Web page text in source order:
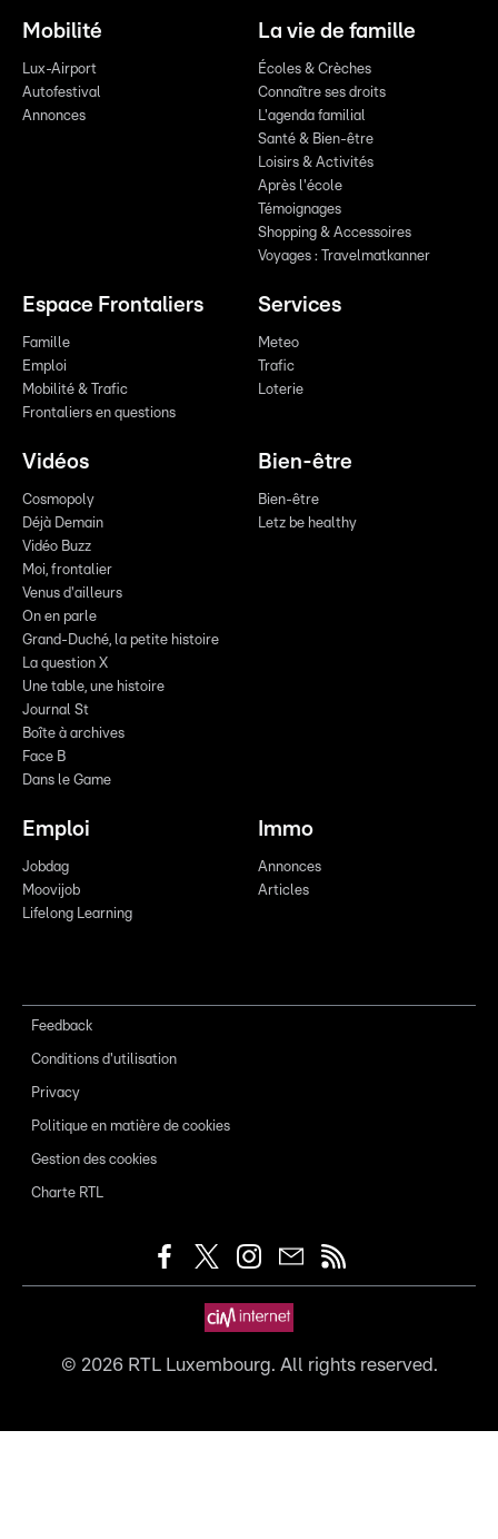
Mobilité
Lux-Airport
Autofestival
Annonces
La vie de famille
Écoles & Crèches
Connaître ses droits
L'agenda familial
Santé & Bien-être
Loisirs & Activités
Après l'école
Témoignages
Shopping & Accessoires
Voyages : Travelmatkanner
Espace Frontaliers
Famille
Emploi
Mobilité & Trafic
Frontaliers en questions
Services
Meteo
Trafic
Loterie
Vidéos
Cosmopoly
Déjà Demain
Vidéo Buzz
Moi, frontalier
Venus d'ailleurs
On en parle
Grand-Duché, la petite histoire
La question X
Une table, une histoire
Journal St
Boîte à archives
Face B
Dans le Game
Bien-être
Bien-être
Letz be healthy
Emploi
Jobdag
Moovijob
Lifelong Learning
Immo
Annonces
Articles
Feedback
Conditions d'utilisation
Privacy
Politique en matière de cookies
Gestion des cookies
Charte RTL
© 2026RTL Luxembourg. All rights reserved.